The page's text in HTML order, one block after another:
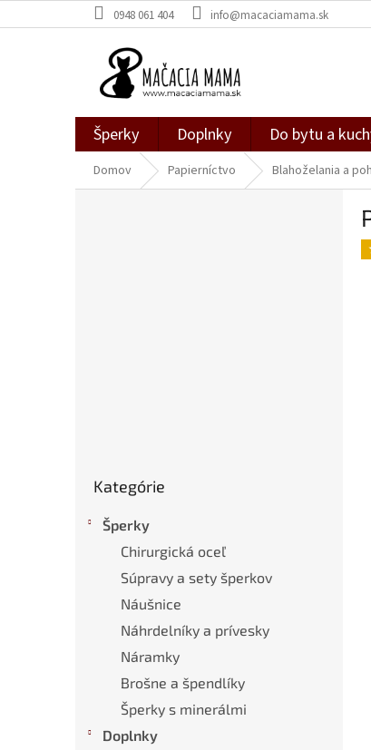
na
0948 061 404 info@macaciamama.sk
Šperky Doplnky Do bytu a
Domov Papierníctvo Blahoželania a
kategórie
Kategórie
Šperky
Chirurgická oceľ
Súpravy a sety šperkov
Náušnice
Náhrdelníky a prívesky
Náramky
Brošne a špendlíky
Šperky s minerálmi
Doplnky